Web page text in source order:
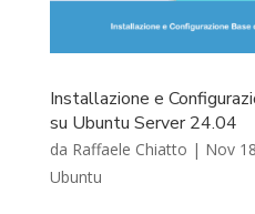
Installazione e
su Ubuntu Server 24.04
da Raffaele Chiatto | Nov
Ubuntu